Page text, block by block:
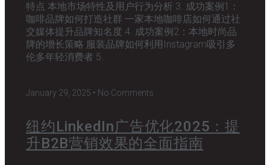
特点 本地市场特性及用户行为分析 3. 成功案例1：
咖啡品牌如何打造社群 一家本地咖啡店如何通过社
交媒体提升品牌知名度 4. 成功案例2：本地时尚品
牌的增长策略 服装品牌如何利用Instagram吸引多
伦多年轻消费者 5.
January 29, 2025 No Comments
纽约LinkedIn广告优化2025：提
升B2B营销效果的全面指南